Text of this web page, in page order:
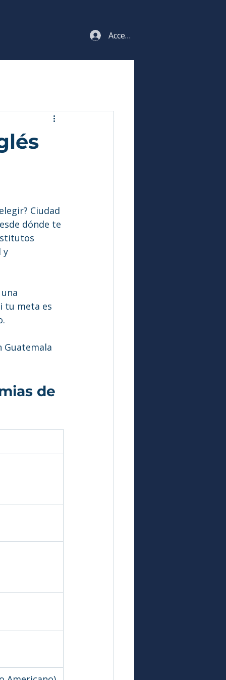
Acceso estudiantes
Ciudad
dónde te
y
tu meta es
Guatemala
de